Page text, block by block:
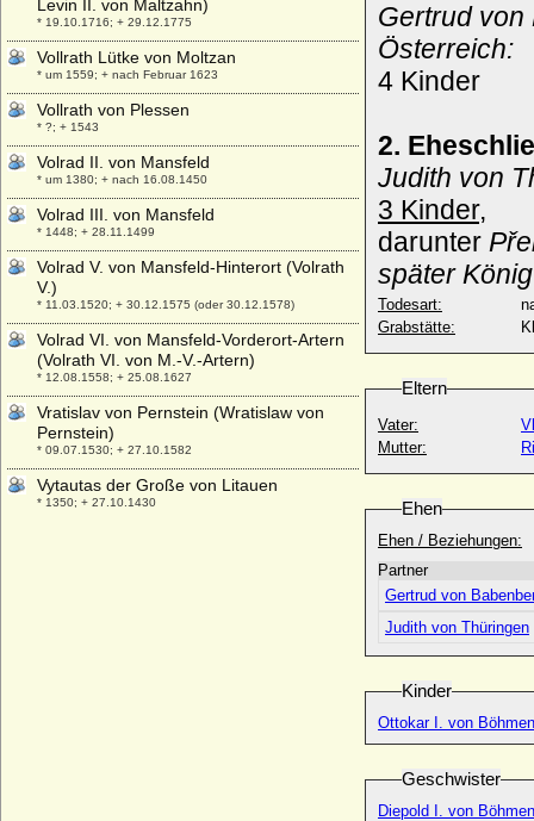
Gertrud von
Österreich:
4 Kinder
2.
Judith von
3 Kinder,
darunter
später
Todesart:
Grabstätte:
Eltern
Vater:
Mutter:
Ehen
Ehen / Beziehungen:
Partner
Gertrud von
Judith von Thüringen
Kinder
Ottokar I. von
Geschwister
Diepold I. von
Levin II. von Maltzahn)
* 19.10.1716; + 29.12.1775
Vollrath Lütke von Moltzan
* um 1559; + nach Februar 1623
Vollrath von Plessen
* ?; + 1543
Volrad II. von Mansfeld
* um 1380; + nach 16.08.1450
Volrad III. von Mansfeld
* 1448; + 28.11.1499
Volrad V. von Mansfeld-Hinterort (Volrath
V.)
* 11.03.1520; + 30.12.1575 (oder 30.12.1578)
Volrad VI. von Mansfeld-Vorderort-Artern
(Volrath VI. von M.-V.-Artern)
* 12.08.1558; + 25.08.1627
Vratislav von Pernstein (Wratislaw von
Pernstein)
* 09.07.1530; + 27.10.1582
Vytautas der Große von Litauen
* 1350; + 27.10.1430